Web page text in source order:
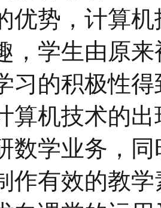
优势，计算
，学生由原
习的积极性
算机技术的
数学业务，
作有效的教